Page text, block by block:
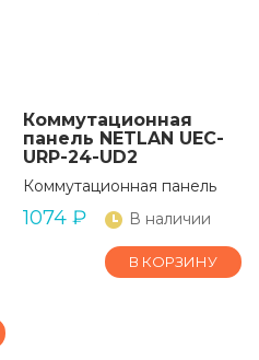
Коммутационная
панель NETLAN UEC-
URP-24-UD2
Коммутационная панель
1074 ₽ В наличии
В КОРЗИНУ